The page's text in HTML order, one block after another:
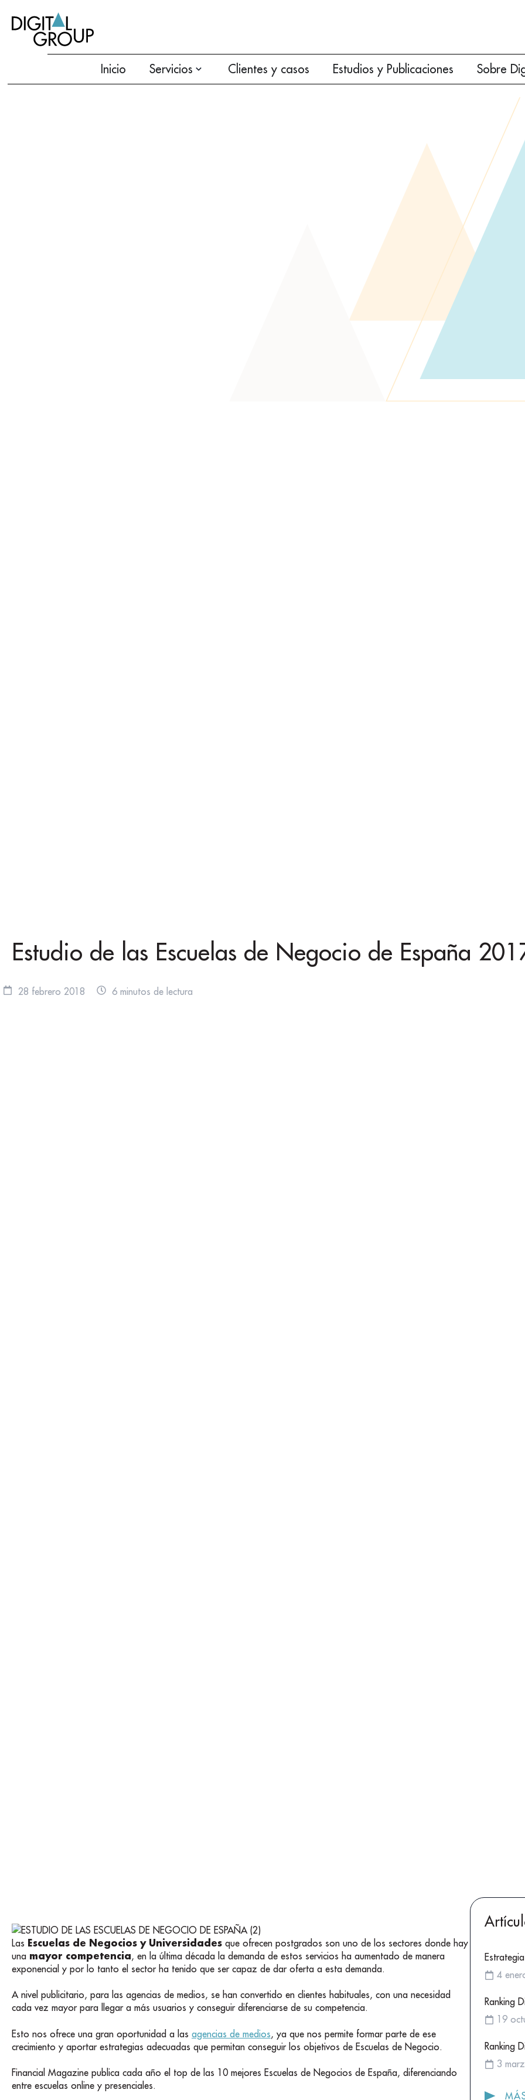
Inicio Servicios Clientes y casos Estudios y Publicaciones Sobre
Estudio de las Escuelas de Negocio de España
28 febrero 2018 6 minutos de lectura
Las Escuelas de Negocios y Universidades que ofrecen postgrados son uno de los sectores donde hay
una mayor competencia, en la última década la demanda de estos servicios ha aumentado de manera
exponencial y por lo tanto el sector ha tenido que ser capaz de dar oferta a esta demanda.
A nivel publicitario, para las agencias de medios, se han convertido en clientes habituales, con una necesidad
cada vez mayor para llegar a más usuarios y conseguir diferenciarse de su competencia.
Esto nos ofrece una gran oportunidad a las agencias de medios, ya que nos permite formar parte de ese
crecimiento y aportar estrategias adecuadas que permitan conseguir los objetivos de Escuelas de Negocio.
Financial Magazine publica cada año el top de las 10 mejores Escuelas de Negocios de España, diferenciando
entre escuelas online y presenciales.
4
Ranking
19
Ranking
3